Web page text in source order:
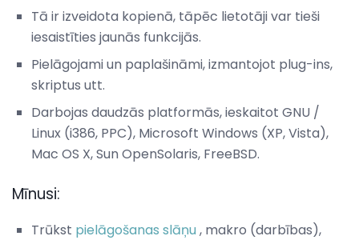
Tā ir izveidota kopienā, tāpēc lietotāji var tieši
iesaistīties jaunās funkcijās.
Pielāgojami un paplašināmi, izmantojot plug-ins,
skriptus utt.
Darbojas daudzās platformās, ieskaitot GNU /
Linux (i386, PPC), Microsoft Windows (XP, Vista),
Mac OS X, Sun OpenSolaris, FreeBSD.
Mīnusi:
Trūkst pielāgošanas slāņu, makro (darbības),